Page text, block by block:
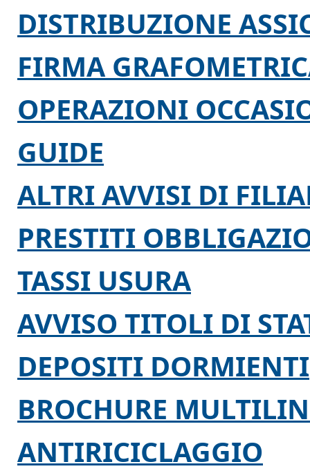
DISTRIBUZIONE
FIRMA
OPERAZIONI
GUIDE
ALTRI AVVISI DI
PRESTITI
TASSI USURA
AVVISO TITOLI DI
DEPOSITI DORMIENTI
BROCHURE
ANTIRICICLAGGIO